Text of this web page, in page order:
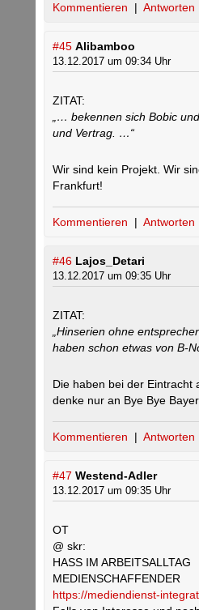
Kommentieren | Antworten
#45 Alibamboo
13.12.2017 um 09:34 Uhr
ZITAT:
„… bekennen sich Bobic
und Vertrag. …“
Wir sind kein Projekt. Wir
Frankfurt!
Kommentieren | Antworten
#46 Lajos_Detari
13.12.2017 um 09:35 Uhr
ZITAT:
„Hinserien ohne
haben schon etwas von B-
Die haben bei der Eintracht
denke nur an Bye Bye
Kommentieren | Antworten
#47 Westend-Adler
13.12.2017 um 09:35 Uhr
OT
@ skr:
HASS IM ARBEITSALLTAG
MEDIENSCHAFFENDER
https://mediendienst-